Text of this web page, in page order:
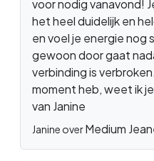
voor nodig vanavond!
het heel duidelijk en
en voel je energie
gewoon door gaat
verbinding is
moment heb, weet ik
van Janine
Janine overMedium